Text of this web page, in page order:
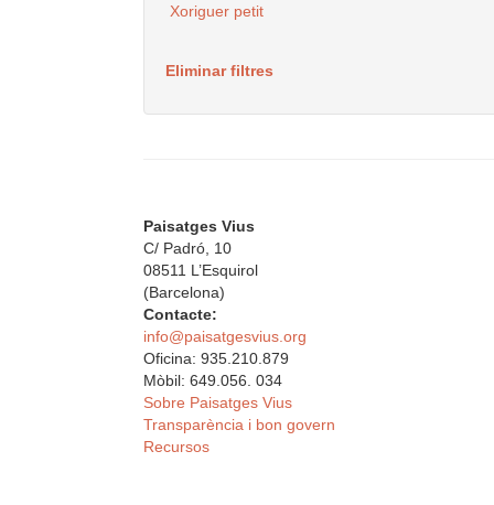
Xoriguer petit
Eliminar filtres
Paisatges Vius
C/ Padró, 10
08511 L’Esquirol
(Barcelona)
Contacte:
info@paisatgesvius.org
Oficina: 935.210.879
Mòbil: 649.056. 034
Sobre Paisatges Vius
Transparència i bon govern
Recursos